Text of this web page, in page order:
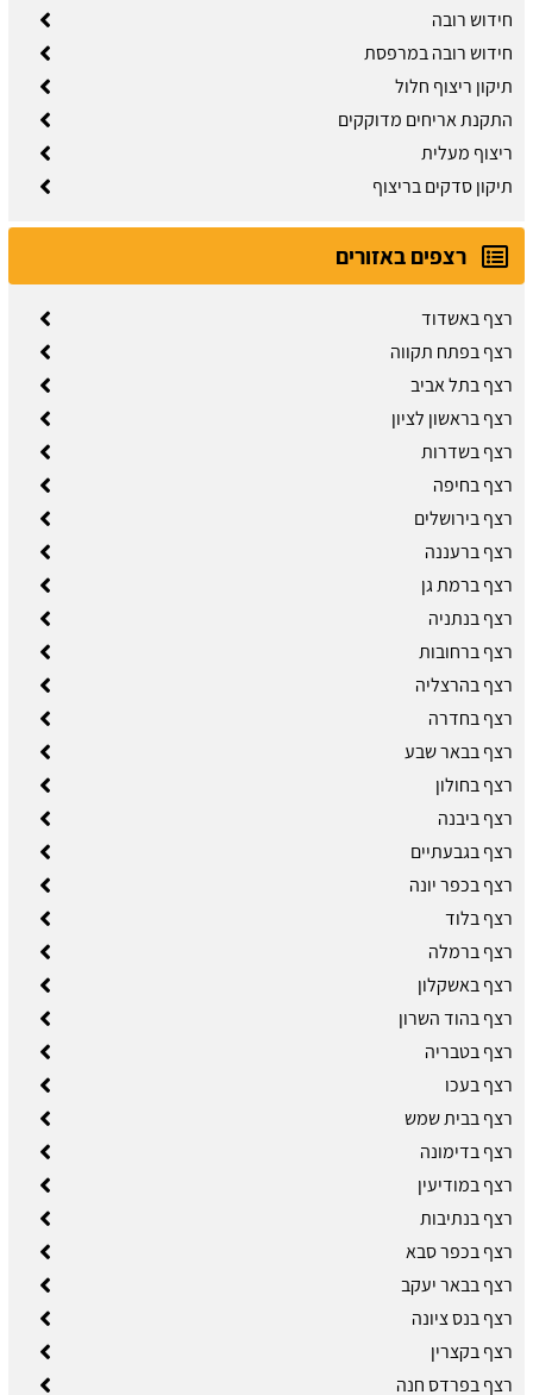
חידוש רובה
חידוש רובה במרפסת
תיקון ריצוף חלול
התקנת אריחים מדוקקים
ריצוף מעלית
תיקון סדקים בריצוף
רצפים באזורים
רצף באשדוד
רצף בפתח תקווה
רצף בתל אביב
רצף בראשון לציון
רצף בשדרות
רצף בחיפה
רצף בירושלים
רצף ברעננה
רצף ברמת גן
רצף בנתניה
רצף ברחובות
רצף בהרצליה
רצף בחדרה
רצף בבאר שבע
רצף בחולון
רצף ביבנה
רצף בגבעתיים
רצף בכפר יונה
רצף בלוד
רצף ברמלה
רצף באשקלון
רצף בהוד השרון
רצף בטבריה
רצף בעכו
רצף בבית שמש
רצף בדימונה
רצף במודיעין
רצף בנתיבות
רצף בכפר סבא
רצף בבאר יעקב
רצף בנס ציונה
רצף בקצרין
רצף בפרדס חנה